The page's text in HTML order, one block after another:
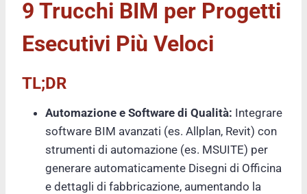
9 Trucchi BIM per Progetti
Esecutivi Più Veloci
TL;DR
Automazione e Software di Qualità: Integrare
software BIM avanzati (es. Allplan, Revit) con
strumenti di automazione (es. MSUITE) per
generare automaticamente Disegni di Officina
e dettagli di fabbricazione, aumentando la